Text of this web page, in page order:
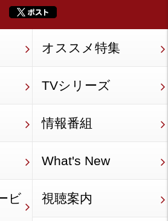
オススメ特集
TVシリーズ
情報番組
What's New
ビ
視聴案内